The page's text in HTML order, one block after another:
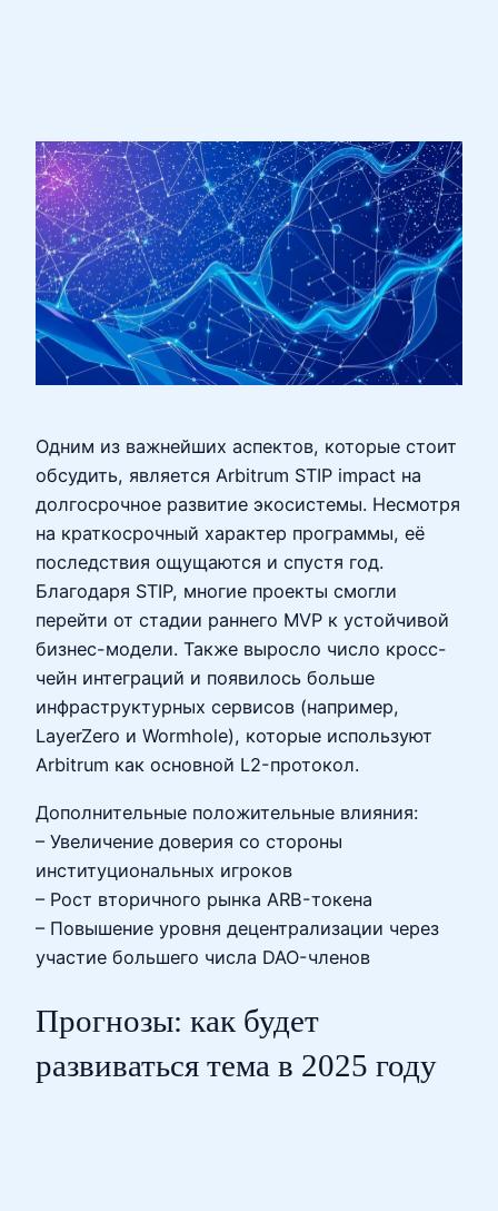
Одним из важнейших аспектов, которые стоит
обсудить, является Arbitrum STIP impact на
долгосрочное развитие экосистемы. Несмотря
на краткосрочный характер программы, её
последствия ощущаются и спустя год.
Благодаря STIP, многие проекты смогли
перейти от стадии раннего MVP к устойчивой
бизнес-модели. Также выросло число кросс-
чейн интеграций и появилось больше
инфраструктурных сервисов (например,
LayerZero и Wormhole), которые используют
Arbitrum как основной L2-протокол.
Дополнительные положительные влияния:
– Увеличение доверия со стороны
институциональных игроков
– Рост вторичного рынка ARB-токена
– Повышение уровня децентрализации через
участие большего числа DAO-членов
Прогнозы: как будет
развиваться тема в 2025 году